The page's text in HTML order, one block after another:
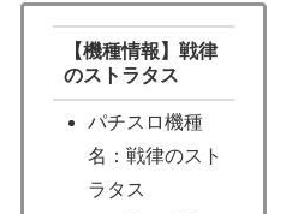
【機種情報】戦律
のストラタス
パチスロ機種
名：戦律のスト
ラタス